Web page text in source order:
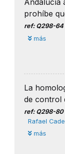
Andalucía
prohíbe
ref: Q298-64
más
La
de control
ref: Q298-80
Rafael
más